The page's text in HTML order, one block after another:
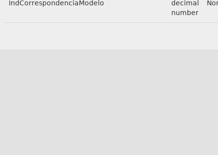
IndCorrespondenciaModelo
decimal
number